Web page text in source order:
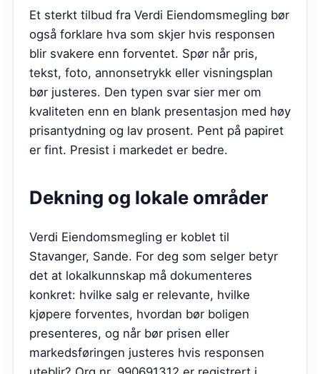
Et sterkt tilbud fra Verdi Eiendomsmegling bør
også forklare hva som skjer hvis responsen
blir svakere enn forventet. Spør når pris,
tekst, foto, annonsetrykk eller visningsplan
bør justeres. Den typen svar sier mer om
kvaliteten enn en blank presentasjon med høy
prisantydning og lav prosent. Pent på papiret
er fint. Presist i markedet er bedre.
Dekning og lokale områder
Verdi Eiendomsmegling er koblet til
Stavanger, Sande. For deg som selger betyr
det at lokalkunnskap må dokumenteres
konkret: hvilke salg er relevante, hvilke
kjøpere forventes, hvordan bør boligen
presenteres, og når bør prisen eller
markedsføringen justeres hvis responsen